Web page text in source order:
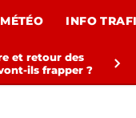
MÉTÉO INFO
et retour des
ils frapper ?
chevron_right